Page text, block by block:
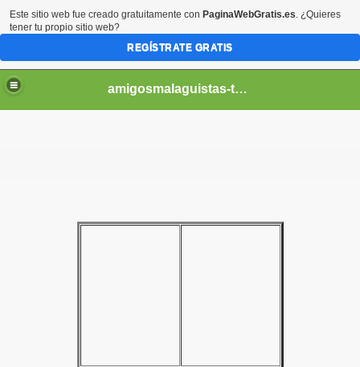
amigosmalaguistas-temporadas
Este sitio web fue creado gratuitamente con PaginaWebGratis.es. ¿Quieres
tener tu propio sitio web?
REGÍSTRATE GRATIS